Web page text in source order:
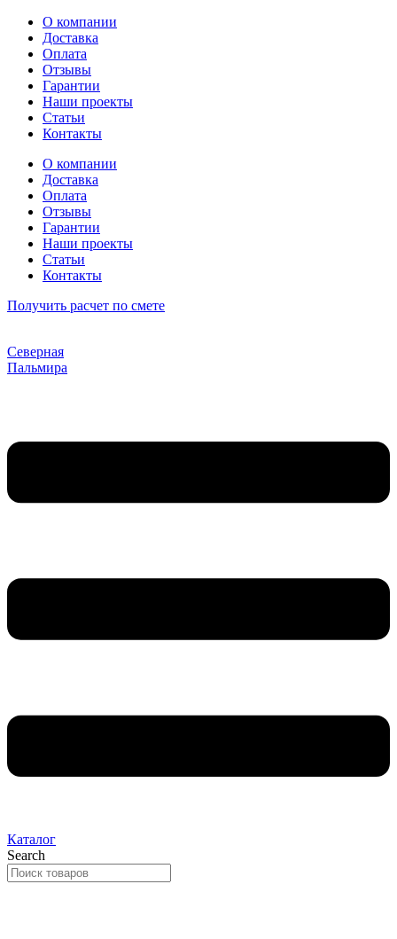
Перейти
содержимому
О компании
Доставка
Оплата
Отзывы
Гарантии
Наши проекты
Статьи
Контакты
О компании
Доставка
Оплата
Отзывы
Гарантии
Наши проекты
Статьи
Контакты
Получить расчет по смете
Северная
Пальмира
Каталог
Search